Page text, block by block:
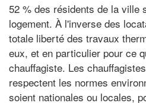
52 % des résidents de la ville
logement. À l'inverse des
totale liberté des travaux
eux, et en particulier pour ce
chauffagiste. Les
respectent les normes
soient nationales ou locales,